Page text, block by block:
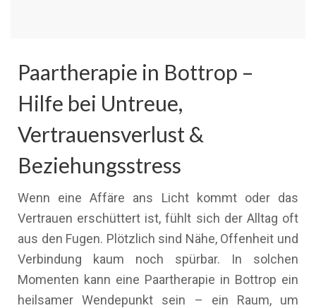
Paartherapie in Bottrop –
Hilfe bei Untreue,
Vertrauensverlust &
Beziehungsstress
Wenn eine Affäre ans Licht kommt oder das
Vertrauen erschüttert ist, fühlt sich der Alltag oft
aus den Fugen. Plötzlich sind Nähe, Offenheit und
Verbindung kaum noch spürbar. In solchen
Momenten kann eine Paartherapie in Bottrop ein
heilsamer Wendepunkt sein – ein Raum, um